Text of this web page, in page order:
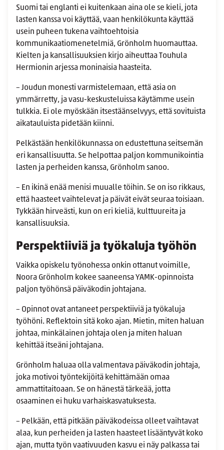
Suomi tai englanti ei kuitenkaan aina ole se kieli, jota
lasten kanssa voi käyttää, vaan henkilökunta käyttää
usein puheen tukena vaihtoehtoisia
kommunikaatiomenetelmiä, Grönholm huomauttaa.
Kielten ja kansallisuuksien kirjo aiheuttaa Touhula
Hermionin arjessa moninaisia haasteita.
– Joudun monesti varmistelemaan, että asia on
ymmärretty, ja vasu-keskusteluissa käytämme usein
tulkkia. Ei ole myöskään itsestäänselvyys, että sovituista
aikatauluista pidetään kiinni.
Pelkästään henkilökunnassa on edustettuna seitsemän
eri kansallisuutta. Se helpottaa paljon kommunikointia
lasten ja perheiden kanssa, Grönholm sanoo.
– En ikinä enää menisi muualle töihin. Se on iso rikkaus,
että haasteet vaihtelevat ja päivät eivät seuraa toisiaan.
Tykkään hirveästi, kun on eri kieliä, kulttuureita ja
kansallisuuksia.
Perspektiiviä ja työkaluja työhön
Vaikka opiskelu työnohessa onkin ottanut voimille,
Noora Grönholm kokee saaneensa YAMK-opinnoista
paljon työhönsä päiväkodin johtajana.
– Opinnot ovat antaneet perspektiiviä ja työkaluja
työhöni. Reflektoin sitä koko ajan. Mietin, miten haluan
johtaa, minkälainen johtaja olen ja miten haluan
kehittää itseäni johtajana.
Grönholm haluaa olla valmentava päiväkodin johtaja,
joka motivoi työntekijöitä kehittämään omaa
ammattitaitoaan. Se on hänestä tärkeää, jotta
osaaminen ei huku varhaiskasvatuksesta.
– Pelkään, että pitkään päiväkodeissa olleet vaihtavat
alaa, kun perheiden ja lasten haasteet lisääntyvät koko
ajan, mutta työn vaativuuden kasvu ei näy palkassa tai